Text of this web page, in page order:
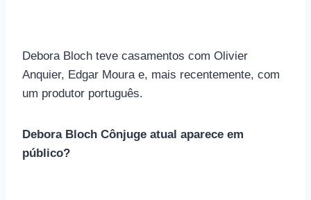
Debora Bloch teve casamentos com Olivier
Anquier, Edgar Moura e, mais recentemente, com
um produtor português.
Debora Bloch Cônjuge atual aparece em
público?